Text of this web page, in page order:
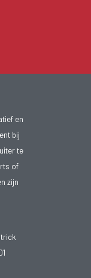
en
bij
te
of
zijn